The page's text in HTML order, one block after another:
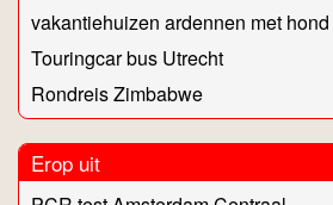
vakantiehuizen ardennen met hond
Touringcar bus Utrecht
Rondreis Zimbabwe
Erop uit